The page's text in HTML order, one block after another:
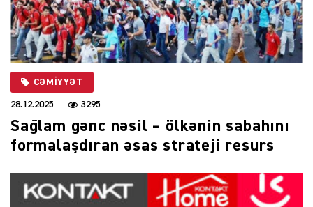
CƏMIYYƏT
28.12.2025 3295
Sağlam gənc nəsil – ölkənin sabahını
formalaşdıran əsas strateji resurs